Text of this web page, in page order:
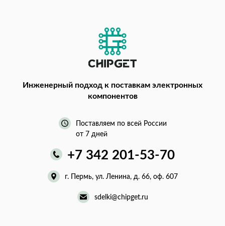
Инженерный подход к поставкам электронных
компонентов
Поставляем по всей России
от 7 дней
+7 342 201-53-70
г. Пермь, ул. Ленина, д. 66, оф. 607
sdelki@chipget.ru